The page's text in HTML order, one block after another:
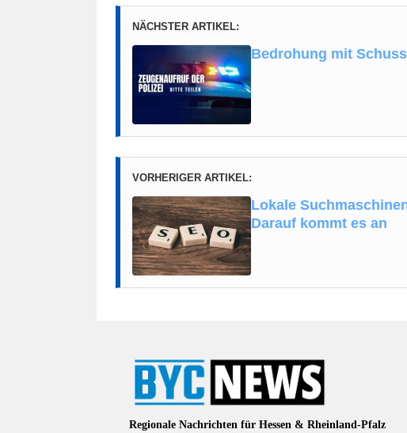
NÄCHSTER ARTIKEL:
Bedrohung mit
VORHERIGER ARTIKEL:
Lokale
Darauf kommt es an
Regionale Nachrichten für Hessen & Rheinland-Pfalz